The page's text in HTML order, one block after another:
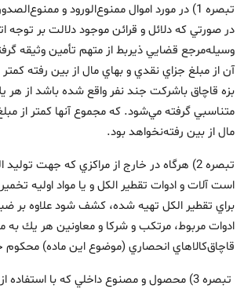
تبصره 1) در مورد اموال ممنوع‌الورود و
در صورتي كه دلائل و قرائن موجود دلالت بر توجه
وسيله‌مرجع قضايي ذيربط از متهم تأمين وثيقه
آن از مبلغ جزاي نقدي و بهاي مال از بين رفته
بزه قاچاق با‌شركت جند نفر واقع شده باشد از هر
متناسبي گرفته مي‌شود. كه مجموع آنها كمتر از
مال از بين رفته‌نخواهد بود. ‌
تبصره 2) هرگاه در خارج از مراكزي كه جهت
است آلات و ادوات تقطير الكل و يا مواد اوليه
براي تقطير الكل تهيه شده، كشف شود علاوه بر
ادوات مربوط، مرتكب و شركا و معاونين هر يك به
قاچاق‌كالاهاي انحصاري (‌موضوع اين ماده)
‌تبصره 3) محصول و مصنوع داخلي كه با استفاده